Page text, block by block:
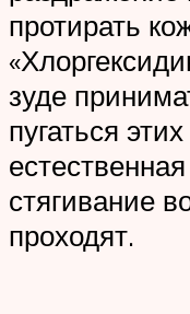
протирать
зуде
пугаться
стягивание
проходят.